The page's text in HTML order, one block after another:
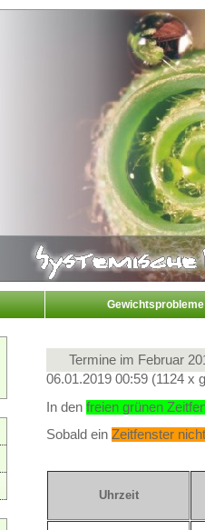
Gewichtsprobleme
Termine im Februar
06.01.2019 00:59 (1124 x
In den freien grünen
Sobald ein Zeitfenster
Uhrzeit